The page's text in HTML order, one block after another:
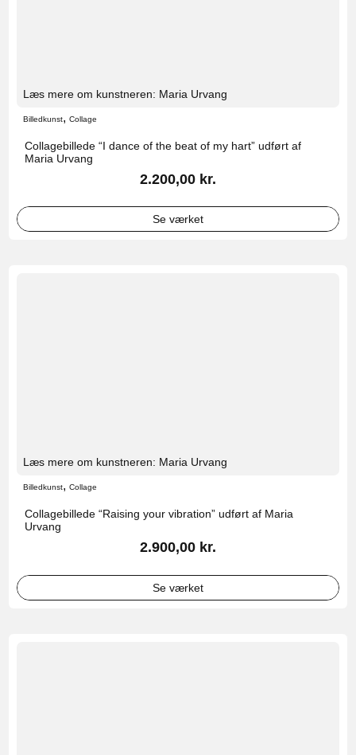
Læs mere om kunstneren: Maria Urvang
Billedkunst, Collage
Collagebillede “I dance of the beat of my hart” udført af
Maria Urvang
2.200,00 kr.
Se værket
Læs mere om kunstneren: Maria Urvang
Billedkunst, Collage
Collagebillede “Raising your vibration” udført af Maria
Urvang
2.900,00 kr.
Se værket